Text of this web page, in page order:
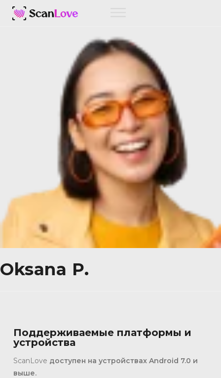
Oksana P.
Поддерживаемые платформы и
устройства
ScanLove доступен на устройствах Android 7.0 и
выше.